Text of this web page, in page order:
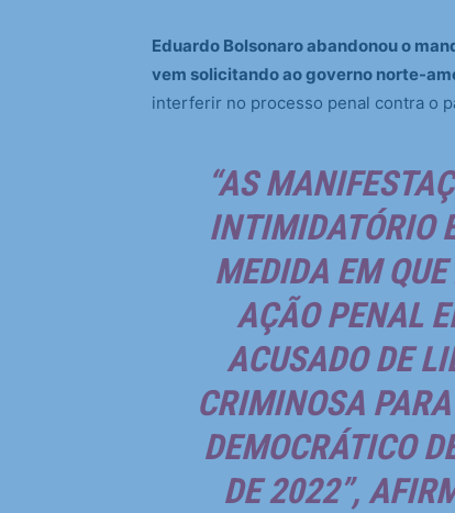
Eduardo Bolsonaro abandonou o
vem solicitando ao governo norte-
interferir no processo penal contra o
“AS
INTIMIDATÓRIO
MEDIDA EM
AÇÃO PENAL
ACUSADO DE
CRIMINOSA
DEMOCRÁTICO
DE 2022”,